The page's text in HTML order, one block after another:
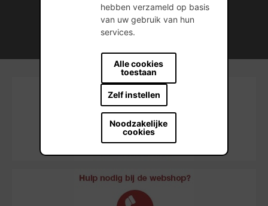
hebben verzameld op basis
van uw gebruik van hun
services.
Alle cookies
toestaan
Zelf instellen
Noodzakelijke
cookies
Professionele naverkoopservice